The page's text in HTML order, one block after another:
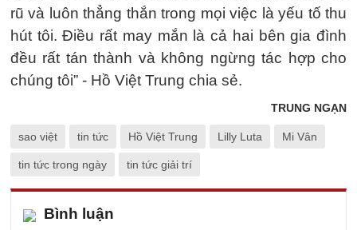
rũ và luôn thẳng thắn trong mọi việc là yếu tố thu
hút tôi. Điều rất may mắn là cả hai bên gia đình
đều rất tán thành và không ngừng tác hợp cho
chúng tôi” - Hồ Việt Trung chia sẻ.
TRUNG NGẠN
sao việt tin tức Hồ Việt Trung Lilly Luta Mi Vân
tin tức trong ngày tin tức giải trí
Bình luận